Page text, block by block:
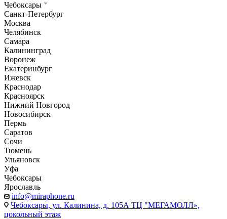
Чебоксары
Санкт-Петербург
Москва
Челябинск
Самара
Калининград
Воронеж
Екатеринбург
Ижевск
Краснодар
Красноярск
Нижний Новгород
Новосибирск
Пермь
Саратов
Сочи
Тюмень
Ульяновск
Уфа
Чебоксары
Ярославль
info@miraphone.ru
Чебоксары, ул. Калинина, д. 105А ТЦ "МЕГАМОЛЛ»,
цокольный этаж